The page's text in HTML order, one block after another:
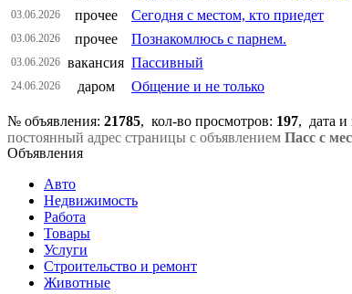
03.06.2026 прочее Сегодня с местом, кто приедет
03.06.2026 прочее Познакомлюсь с парнем.
03.06.2026 вакансия Пассивный
24.06.2026 даром Общение и не только
№ объявления: 21785, кол-во просмотров: 197, дата и
постоянный адрес страницы с объявлением Пасс с
Объявления
Авто
Недвижимость
Работа
Товары
Услуги
Строительство и ремонт
Животные